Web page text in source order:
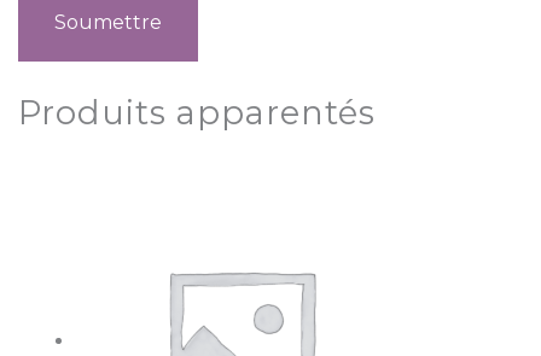
Produits apparentés